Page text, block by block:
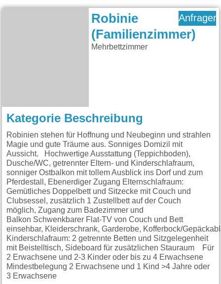
Robinie
(Familienzimmer)
Mehrbettzimmer
Anfragen
Kategorie Beschreibung
Robinien stehen für Hoffnung und Neubeginn und strahlen
Magie und gute Träume aus. Sonniges Domizil mit
Aussicht. Hochwertige Ausstattung (Teppichboden),
Dusche/WC, getrennter Eltern- und Kinderschlafraum,
sonniger Ostbalkon mit tollem Ausblick ins Dorf und zum
Pferdestall, Ebenerdiger Zugang Elternschlafraum:
Gemütliches Doppelbett und Sitzecke mit Couch und
Clubsessel, zusätzlich 1 Zustellbett auf der Couch
möglich, Zugang zum Badezimmer und
Balkon Schwenkbarer Flat-TV von Couch und Bett
einsehbar, Kleiderschrank, Garderobe, Kofferbock/
Kinderschlafraum: 2 getrennte Betten und Sitzgelegenheit
mit Beistelltisch, Sideboard für zusätzlichen Stauraum Für
2 Erwachsene und 2-3 Kinder oder bis zu 4 Erwachsene
Mindestbelegung 2 Erwachsene und 1 Kind >4 Jahre oder
3 Erwachsene